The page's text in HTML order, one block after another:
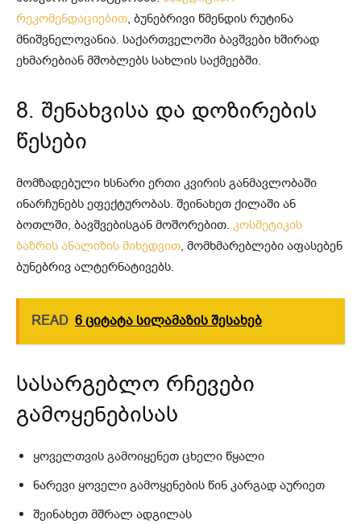
რეკომენდაციებით, ბუნებრივი წმენდის რუტინა
მნიშვნელოვანია. საქართველოში ბავშვები ხშირად
ეხმარებიან მშობლებს სახლის საქმეებში.
8. შენახვისა და დოზირების
წესები
მომზადებული ხსნარი ერთი კვირის განმავლობაში
ინარჩუნებს ეფექტურობას. შეინახეთ ქილაში ან
ბოთლში, ბავშვებისგან მოშორებით. კოსმეტიკის
ბაზრის ანალიზის მიხედვით, მომხმარებლები აფასებენ
ბუნებრივ ალტერნატივებს.
READ 6 ციტატა სილამაზის შესახებ
სასარგებლო რჩევები
გამოყენებისას
ყოველთვის გამოიყენეთ ცხელი წყალი
ნარევი ყოველი გამოყენების წინ კარგად აურიეთ
შეინახეთ მშრალ ადგილას